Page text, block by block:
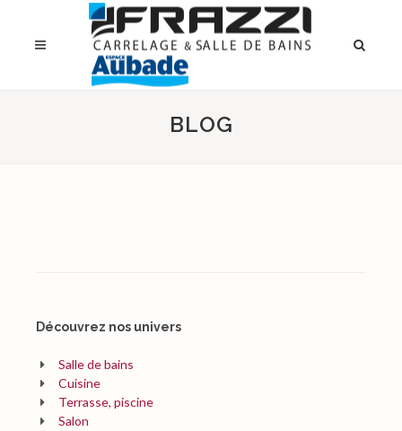
BLOG
Découvrez nos univers
Salle de bains
Cuisine
Terrasse, piscine
Salon